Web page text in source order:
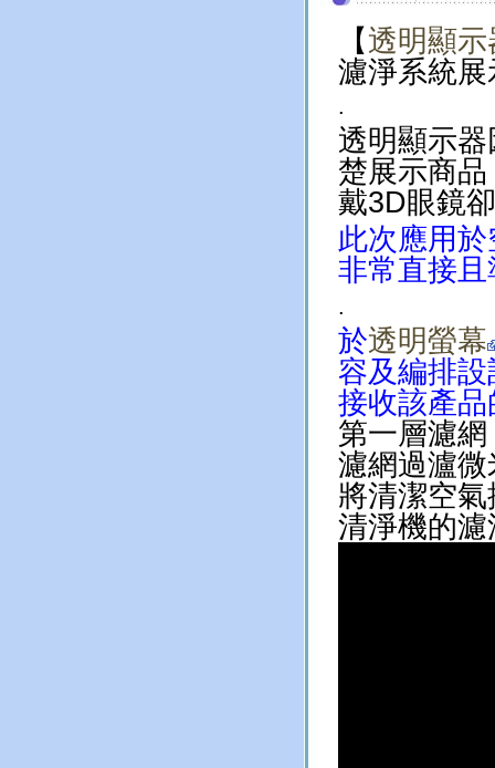
【透明顯示
濾淨系統
.
透明顯示
楚展示商
戴3D眼鏡
此次應用
非常直接
.
於透明螢幕
容及編排
接收該產
第一層濾
濾網過瀘
將清潔空
清淨機的